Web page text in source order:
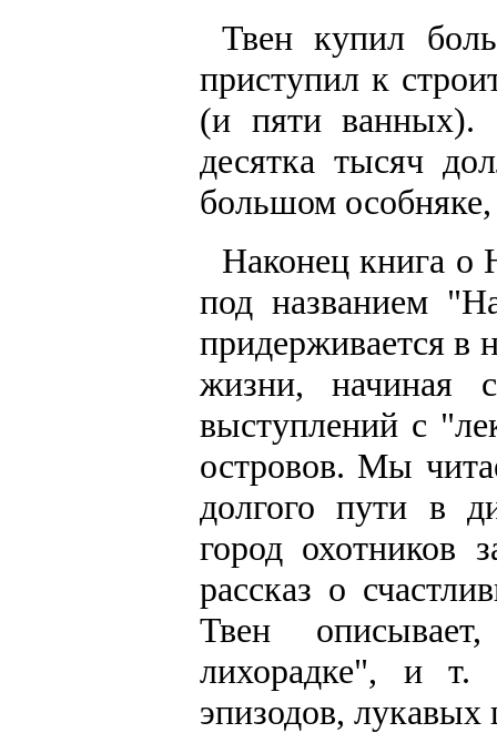
Твен купил
приступил к
(и пяти ванных).
десятка тысяч
большом
Наконец книга о
под названием
придерживается в
жизни, начиная
выступлений с
островов. Мы
долгого пути в
город охотников
рассказ о
Твен
лихорадке", и
эпизодов,